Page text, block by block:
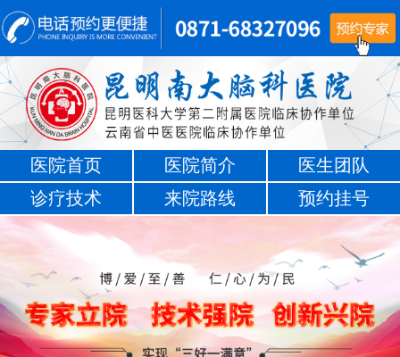
医院首页 医院简介
医生团队
诊疗技术
来院路线 预约挂号